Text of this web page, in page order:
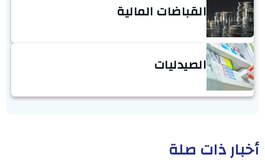
القباضات المالية
الصيدليات
أخبار ذات صلة